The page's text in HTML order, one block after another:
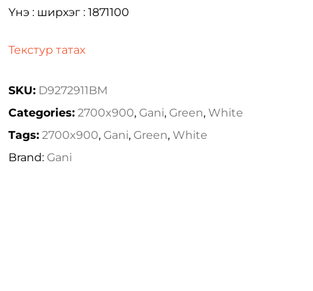
Үнэ : ширхэг : 1871100
Текстур татах
SKU: D9272911BM
Categories: 2700x900, Gani, Green, White
Tags: 2700x900, Gani, Green, White
Brand: Gani